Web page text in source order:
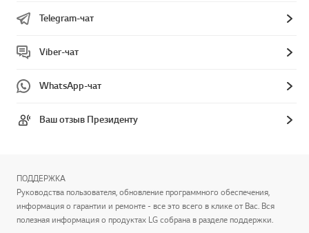
Telegram-чат
Viber-чат
WhatsApp-чат
Ваш отзыв Президенту
ПОДДЕРЖКА
Руководства пользователя, обновление программного обеспечения,
информация о гарантии и ремонте - все это всего в клике от Вас. Вся
полезная информация о продуктах LG собрана в разделе поддержки.